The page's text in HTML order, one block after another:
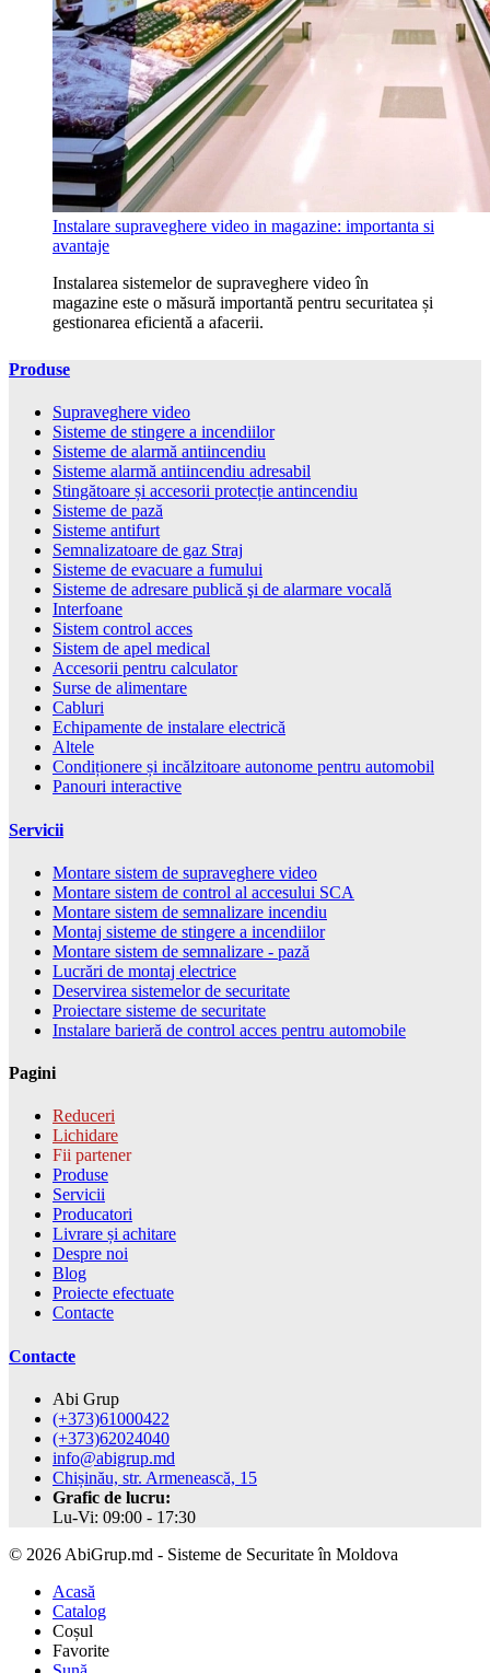
Instalare supraveghere video in magazine: importanta si
avantaje
Instalarea sistemelor de supraveghere video în
magazine este o măsură importantă pentru securitatea și
gestionarea eficientă a afacerii.
Produse
Supraveghere video
Sisteme de stingere a incendiilor
Sisteme de alarmă antiincendiu
Sisteme alarmă antiincendiu adresabil
Stingătoare și accesorii protecție antincendiu
Sisteme de pază
Sisteme antifurt
Semnalizatoare de gaz Straj
Sisteme de evacuare a fumului
Sisteme de adresare publică şi de alarmare vocală
Interfoane
Sistem control acces
Sistem de apel medical
Accesorii pentru calculator
Surse de alimentare
Cabluri
Echipamente de instalare electrică
Altele
Condiționere și incălzitoare autonome pentru automobil
Panouri interactive
Servicii
Montare sistem de supraveghere video
Montare sistem de control al accesului SCA
Montare sistem de semnalizare incendiu
Montaj sisteme de stingere a incendiilor
Montare sistem de semnalizare - pază
Lucrări de montaj electrice
Deservirea sistemelor de securitate
Proiectare sisteme de securitate
Instalare barieră de control acces pentru automobile
Pagini
Reduceri
Lichidare
Fii partener
Produse
Servicii
Producatori
Livrare și achitare
Despre noi
Blog
Proiecte efectuate
Contacte
Contacte
Abi Grup
(+373)61000422
(+373)62024040
info@abigrup.md
Chișinău, str. Armenească, 15
Grafic de lucru:
Lu-Vi: 09:00 - 17:30
© 2026 AbiGrup.md - Sisteme de Securitate în Moldova
Acasă
Catalog
Coșul
Favorite